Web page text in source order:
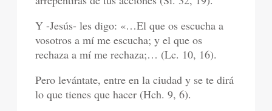
Y -Jesús- les digo: «…El que os escucha a
vosotros a mí me escucha; y el que os
rechaza a mí me rechaza;… (Lc. 10, 16).
Pero levántate, entre en la ciudad y se te dirá
lo que tienes que hacer (Hch. 9, 6).